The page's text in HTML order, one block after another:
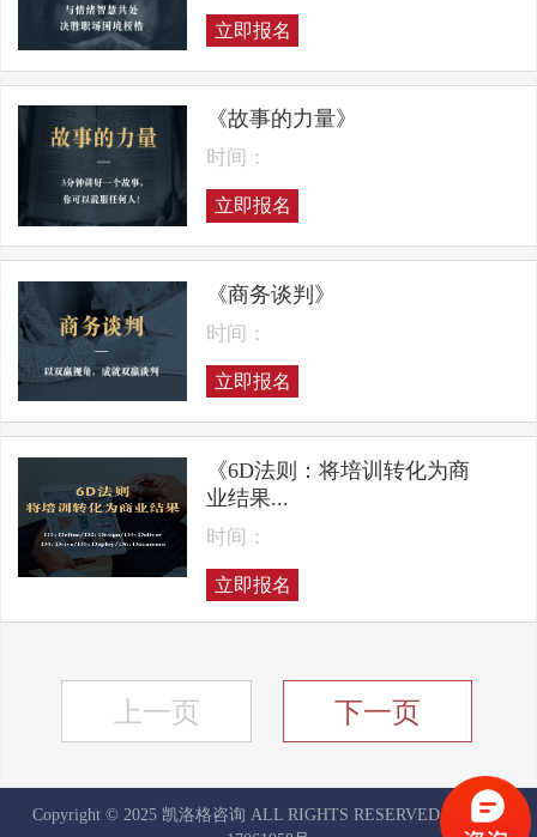
立即报名
《故事的力量》
时间：
立即报名
《商务谈判》
时间：
立即报名
《6D法则：将培训转化为商
业结果...
时间：
立即报名
上一页 下一页
Copyright © 2025 凯洛格咨询 ALL RIGHTS RESERVED
京ICP备